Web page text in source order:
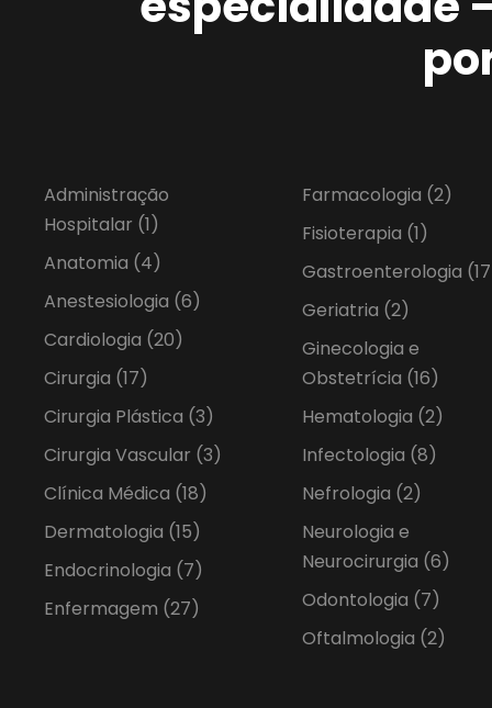
Administração
Hospitalar (1)
Anatomia (4)
Anestesiologia (6)
Cardiologia (20)
Cirurgia (17)
Cirurgia Plástica (3)
Cirurgia Vascular (3)
Clínica Médica (18)
Dermatologia (15)
Endocrinologia (7)
Enfermagem (27)
Farmacologia (2)
Fisioterapia (1)
Gastroenterologia
Geriatria (2)
Ginecologia e
Obstetrícia (16)
Hematologia (2)
Infectologia (8)
Nefrologia (2)
Neurologia e
Neurocirurgia (6)
Odontologia (7)
Oftalmologia (2)